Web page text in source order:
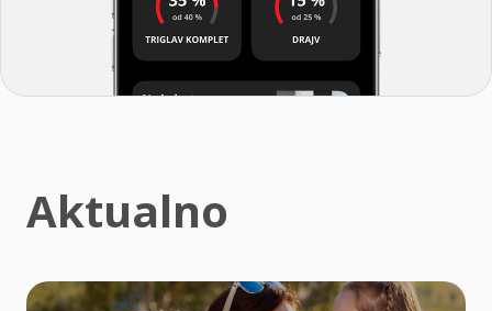
Aktualno